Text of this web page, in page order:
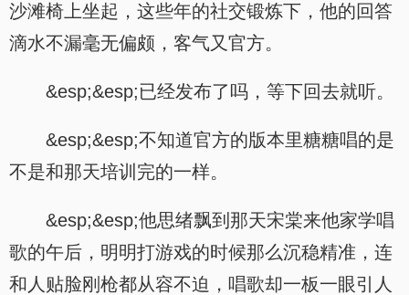
沙滩椅上坐起，这些年的社交锻炼下，他的回答
滴水不漏毫无偏颇，客气又官方。
&esp;&esp;已经发布了吗，等下回去就听。
&esp;&esp;不知道官方的版本里糖糖唱的是
不是和那天培训完的一样。
&esp;&esp;他思绪飘到那天宋棠来他家学唱
歌的午后，明明打游戏的时候那么沉稳精准，连
和人贴脸刚枪都从容不迫，唱歌却一板一眼引人